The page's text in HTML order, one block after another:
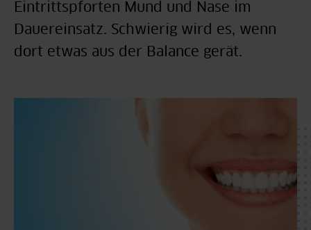
Eintrittspforten Mund und Nase im
Dauereinsatz. Schwierig wird es, wenn
dort etwas aus der Balance gerät.